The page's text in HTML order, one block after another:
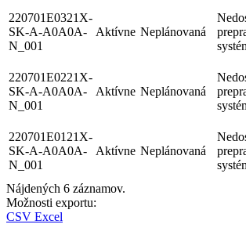
220701E0321X-
SK-A-A0A0A-
N_001
Aktívne Neplánovaná
220701E0221X-
SK-A-A0A0A-
N_001
Aktívne Neplánovaná
220701E0121X-
SK-A-A0A0A-
N_001
Aktívne Neplánovaná
Nájdených 6 záznamov.
Možnosti exportu:
CSV Excel